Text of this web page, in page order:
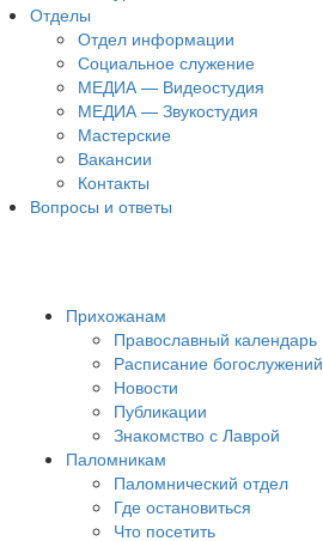
Отделы
Отдел информации
Социальное служение
МЕДИА — Видеостудия
МЕДИА — Звукостудия
Мастерские
Вакансии
Контакты
Вопросы и ответы
Прихожанам
Православный календарь
Расписание богослужений
Новости
Публикации
Знакомство с Лаврой
Паломникам
Паломнический отдел
Где остановиться
Что посетить